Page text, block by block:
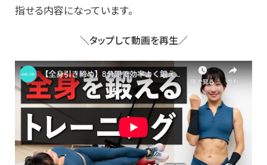
指せる内容になっています。
＼タップして動画を再生／